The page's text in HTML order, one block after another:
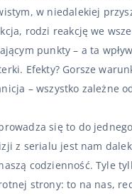
w niedalekiej
rodzi reakcję we
punkty – a ta
Efekty? Gorsze
– wszystko zależne
się to do
z serialu jest nam
codzienność. Tyle
strony: to na nas,